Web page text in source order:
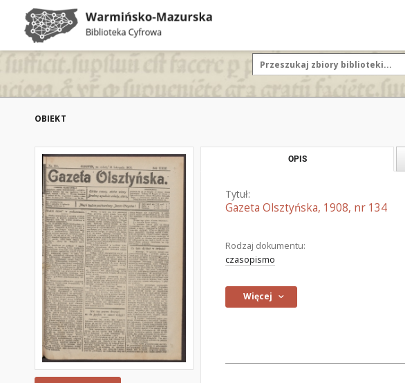
OBIEKT
OPIS
Tytuł:
Gazeta Olsztyńska, 1908, nr 134
Rodzaj dokumentu:
czasopismo
Więcej